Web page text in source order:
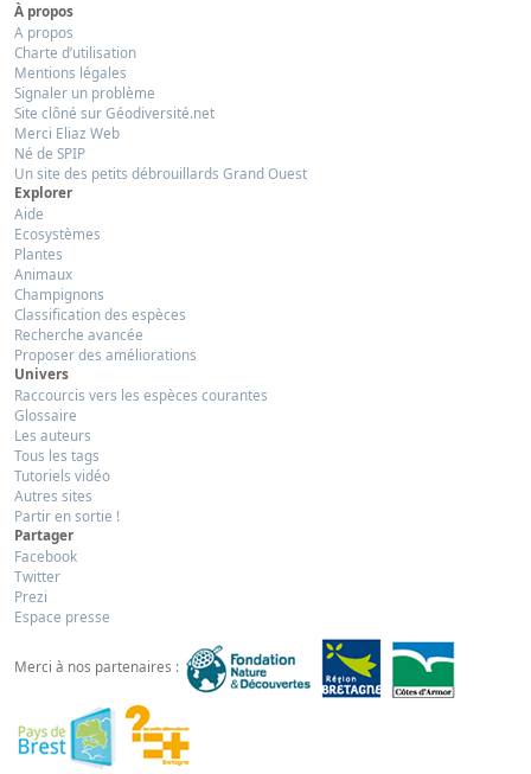
À propos
A propos
Charte d’utilisation
Mentions légales
Signaler un problème
Site clôné sur Géodiversité.net
Merci Eliaz Web
Né de SPIP
Un site des petits débrouillards Grand Ouest
Explorer
Aide
Ecosystèmes
Plantes
Animaux
Champignons
Classification des espèces
Recherche avancée
Proposer des améliorations
Univers
Raccourcis vers les espèces courantes
Glossaire
Les auteurs
Tous les tags
Tutoriels vidéo
Autres sites
Partir en sortie !
Partager
Facebook
Twitter
Prezi
Espace presse
Merci à nos partenaires :